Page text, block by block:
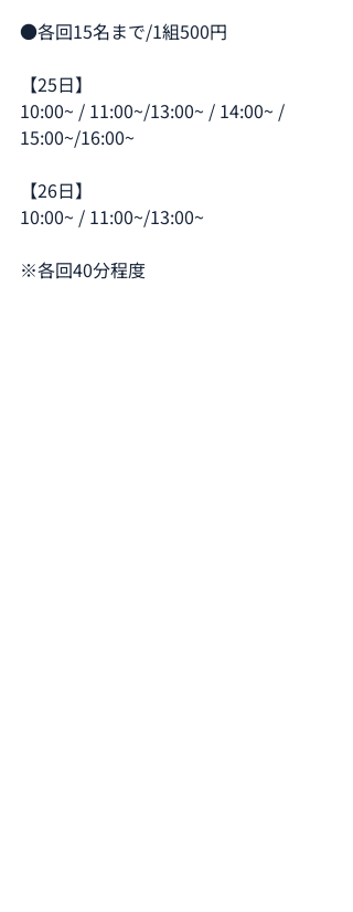
●各回15名まで/1組500円
【25日】
10:00~ / 11:00~/13:00~ / 14:00~ /
15:00~/16:00~
【26日】
10:00~ / 11:00~/13:00~
※各回40分程度